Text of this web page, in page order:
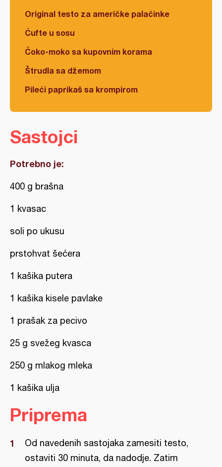
Original testo za američke palačinke
Ćufte u sosu
Čoko-moko sa kupovnim korama
Štrudla sa džemom
Pileći paprikaš sa krompirom
Sastojci
Potrebno je:
400 g brašna
1 kvasac
soli po ukusu
prstohvat šećera
1 kašika putera
1 kašika kisele pavlake
1 prašak za pecivo
25 g svežeg kvasca
250 g mlakog mleka
1 kašika ulja
Priprema
Od navedenih sastojaka zamesiti testo,
ostaviti 30 minuta, da nadodje. Zatim